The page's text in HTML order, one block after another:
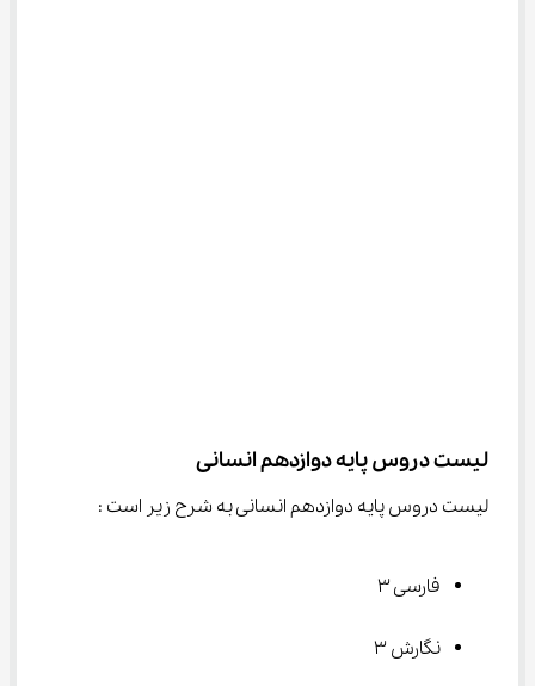
لیست دروس پایه دوازدهم انسانی
لیست دروس پایه دوازدهم انسانی به شرح زیر است :
فارسی ۳
نگارش ۳